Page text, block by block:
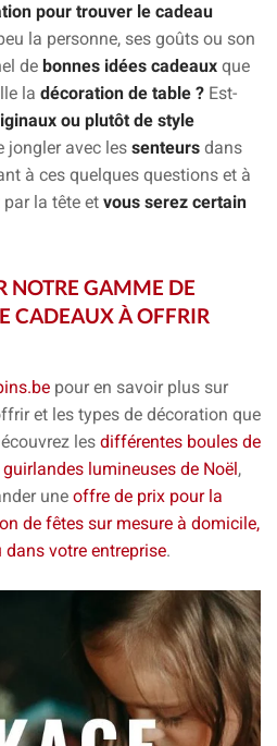
pour trouver le cadeau
la personne, ses goûts ou son
de bonnes idées cadeaux que
la décoration de table ? Est-
ou plutôt de style
jongler avec les senteurs dans
à ces quelques questions et à
la tête et vous serez certain
NOTRE GAMME DE
CADEAUX À OFFRIR
pour en savoir plus sur
et les types de décoration que
les différentes boules de
guirlandes lumineuses de Noël,
une offre de prix pour la
de fêtes sur mesure à domicile,
votre entreprise.